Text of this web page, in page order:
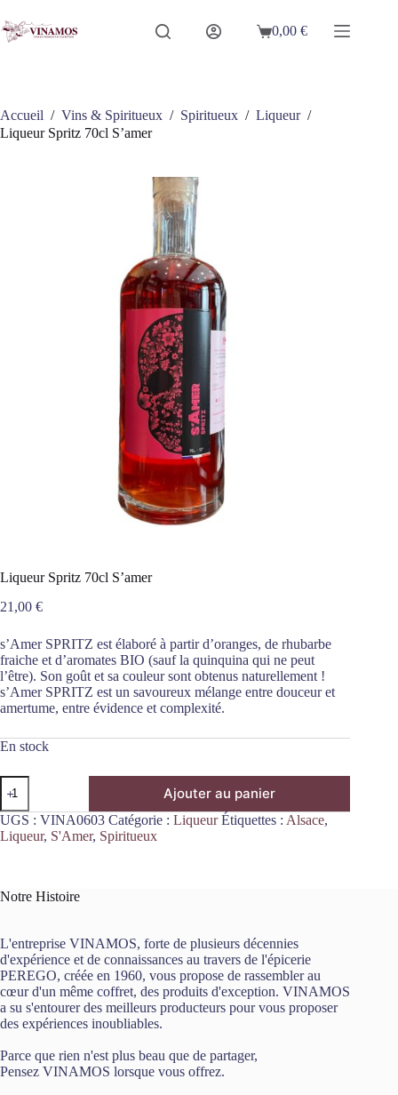
au
contenu
Panier
0,00€
Accueil / Vins & Spiritueux / Spiritueux / Liqueur /
Liqueur Spritz 70cl S’amer
Liqueur Spritz 70cl S’amer
21,00 €
s’Amer SPRITZ est élaboré à partir d’oranges, de rhubarbe
fraiche et d’aromates BIO (sauf la quinquina qui ne peut
l’être). Son goût et sa couleur sont obtenus naturellement !
s’Amer SPRITZ est un savoureux mélange entre douceur et
amertume, entre évidence et complexité.
En stock
quantité
de
Liqueur
Spritz
70cl
Ajouter au panier
UGS : VINA0603 Catégorie : Liqueur Étiquettes : Alsace,
Liqueur, S'Amer, Spiritueux
Notre Histoire
L'entreprise VINAMOS, forte de plusieurs décennies
d'expérience et de connaissances au travers de l'épicerie
PEREGO, créée en 1960, vous propose de rassembler au
cœur d'un même coffret, des produits d'exception. VINAMOS
a su s'entourer des meilleurs producteurs pour vous proposer
des expériences inoubliables.
Parce que rien n'est plus beau que de partager,
Pensez VINAMOS lorsque vous offrez.